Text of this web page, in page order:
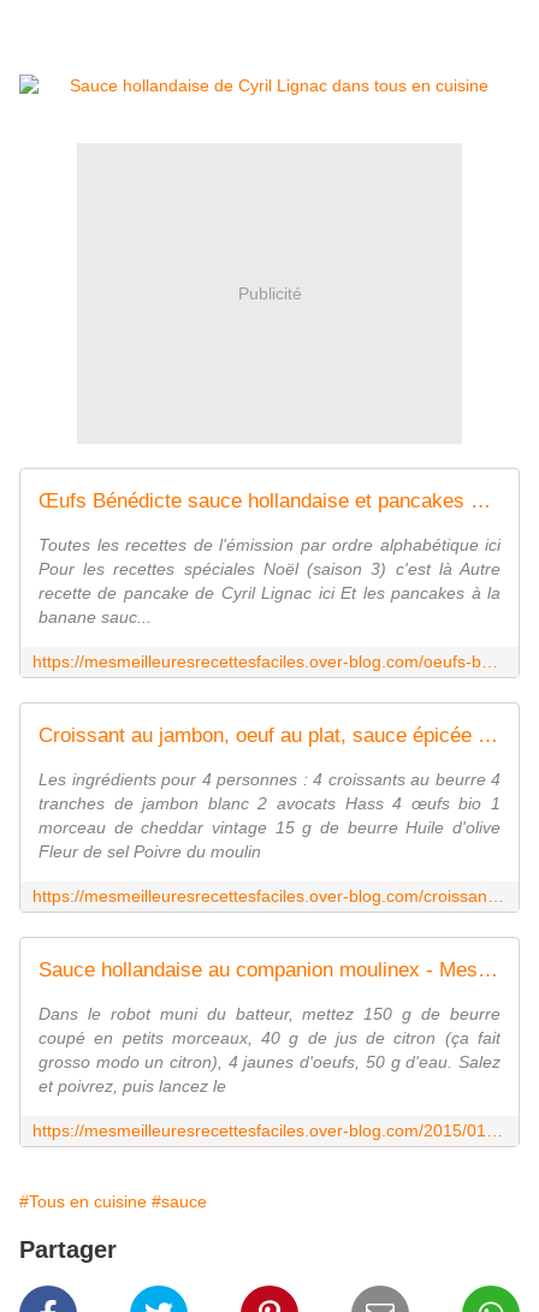
Publicité
Œufs Bénédicte sauce hollandaise et pancakes au sarrasin de Cyril Lignac dans tous en cuisine - Mes Meilleures Recettes Faciles
Toutes les recettes de l'émission par ordre alphabétique ici
Pour les recettes spéciales Noël (saison 3) c'est là Autre
recette de pancake de Cyril Lignac ici Et les pancakes à la
banane sauc...
Croissant au jambon, oeuf au plat, sauce épicée de Cyril Lignac dans tous en cuisine - Mes Meilleures Recettes Faciles
Les ingrédients pour 4 personnes : 4 croissants au beurre 4
tranches de jambon blanc 2 avocats Hass 4 œufs bio 1
morceau de cheddar vintage 15 g de beurre Huile d'olive
Fleur de sel Poivre du moulin
Sauce hollandaise au companion moulinex - Mes Meilleures Recettes Faciles
Dans le robot muni du batteur, mettez 150 g de beurre
coupé en petits morceaux, 40 g de jus de citron (ça fait
grosso modo un citron), 4 jaunes d'oeufs, 50 g d'eau. Salez
et poivrez, puis lancez le
#Tous en cuisine #sauce
Partager